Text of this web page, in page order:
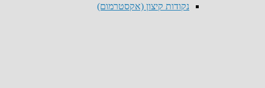
נקודות קיצון (אקסטרמום)